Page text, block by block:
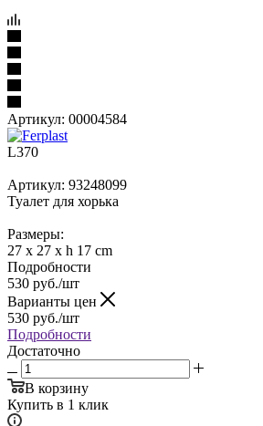
Артикул: 00004584
L370
Артикул: 93248099
Туалет для хорька
Размеры:
27 x 27 x h 17 cm
Подробности
530 руб./шт
Варианты цен
530 руб./шт
Подробности
Достаточно
В корзину
Купить в 1 клик